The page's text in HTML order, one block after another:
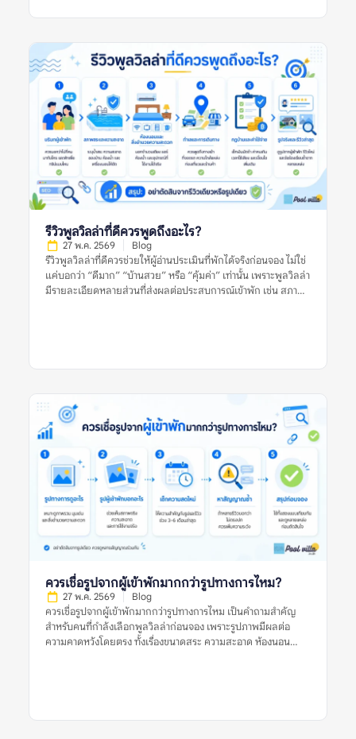
จากผู้เข้าพัก ข้อร้องเรียนซ้ำ กฎบ้าน ค่าใช้จ่ายเพิ่มเติม และข้อมูล
หรือรูปเดียว เพราะพูลวิลล่าที่เหมาะกับคนหนึ่งอาจไม่เหมาะกับอีก
กลุ่มหนึ่งเสมอไป รายการพูลวิลล่าแนะนำที่น่าสนใจและเชื่อถือได้
หมายถึงอะไร? รายการพูลวิลล่าแนะนำที่น่าสนใจและเชื่อถือได้
หมายถึงรายชื่อที่พักพูลวิลล่าที่ถูกนำเสนอว่าเหมาะแก่การพิจารณา
โดยอาจคัดจากทำเล ราคา ความนิยม รูปภาพ รีวิว สิ่งอำนวยความ
สะดวก หรือความเหมาะสมกับกลุ่มผู้เข้าพักบางประเภท อย่างไร
ก็ตาม คำว่า “แนะนำ” ไม่ได้แปลว่าที่พักนั้นเหมาะกับทุกคน และไม่
ได้รับประกันว่าประสบการณ์เข้าพักจะตรงกับความคาดหวังเสมอไป
เพราะผู้จองแต่ละกลุ่มมีเงื่อนไขต่างกัน เช่น จำนวนคน งบประมาณ
ความต้องการใช้สระ ความต้องการทำอาหาร ความเงียบสงบ หรือ
ความสะดวกในการเดินทาง ลิสต์แนะนำที่มีคุณภาพควรช่วยให้ผู้
อ่านเห็นเกณฑ์การพิจารณา ไม่ใช่แค่บอกว่าที่พักใด “ดีที่สุด” โดย
ไม่มีเหตุผลประกอบ ยิ่งลิสต์อธิบายเกณฑ์ชัดเจน เช่น เหมาะกับ
ครอบครัว […]
รีวิวพูลวิลล่าที่ดีควรพูดถึงอะไร?
27 พ.ค. 2569 Blog
รีวิวพูลวิลล่าที่ดีควรช่วยให้ผู้อ่านประเมินที่พักได้จริงก่อนจอง ไม่ใช่
แค่บอกว่า “ดีมาก” “บ้านสวย” หรือ “คุ้มค่า” เท่านั้น เพราะพูลวิลล่า
มีรายละเอียดหลายส่วนที่ส่งผลต่อประสบการณ์เข้าพัก เช่น สภาพ
เพียงอย่างเดียว ควรดูหลายสัญญาณร่วมกัน ทั้งรูปจริงจากผู้เข้าพัก
ตัดสินใจ รีวิวพูลวิลล่าที่ดีหมายถึงอะไร? รีวิวพูลวิลล่าที่ดี คือรีวิวที่
ให้ข้อมูลเพียงพอสำหรับการตัดสินใจ ไม่ได้มีประโยชน์แค่เพราะให้
คะแนนสูง แต่ต้องบอกให้ชัดว่าที่พักดีในด้านใด มีข้อจำกัดอะไร
และเหมาะกับผู้เข้าพักแบบไหน รีวิวที่ดีควรตอบคำถามสำคัญ เช่น
บ้านตรงกับรูปไหม สระสะอาดหรือเปล่า ห้องนอนพอสำหรับจำนวน
คนจริงไหม ห้องน้ำใช้งานสะดวกไหม ทำเลเดินทางง่ายหรือไม่ และมี
ค่าใช้จ่ายเพิ่มเติมที่ควรรู้ก่อนจองหรือเปล่า ตัวอย่างรีวิวที่มีประโยชน์
คือรีวิวที่บอกว่า “ไป 10 คน ห้องนอนพอดี เตียงเสริมใช้ได้ สระน้ำ
สะอาด แต่ทางเข้าค่อนข้างแคบ ควรใช้รถส่วนตัว” รีวิวแบบนี้ช่วยให้
ผู้อ่านประเมินได้ดีกว่าคำสั้น ๆ […]
ควรเชื่อรูปจากผู้เข้าพักมากกว่ารูปทางการไหม?
27 พ.ค. 2569 Blog
ควรเชื่อรูปจากผู้เข้าพักมากกว่ารูปทางการไหม เป็นคำถามสำคัญ
สำหรับคนที่กำลังเลือกพูลวิลล่าก่อนจอง เพราะรูปภาพมีผลต่อ
ความคาดหวังโดยตรง ทั้งเรื่องขนาดสระ ความสะอาด ห้องนอน
ทางการร่วมกัน แล้วตรวจหลายสัญญาณประกอบ เช่น วันที่ของรีวิว